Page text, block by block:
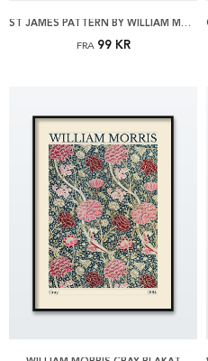
ST JAMES PATTERN BY WILLIAM MORRIS PLAKAT
FRA 99 KR